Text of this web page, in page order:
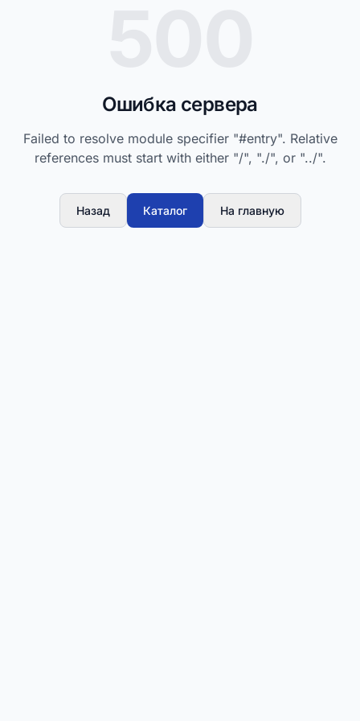
Ошибка сервера
Failed to resolve module specifier "#entry". Relative
references must start with either "/", "./", or "../".
Назад Каталог На главную